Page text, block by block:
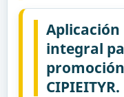
integral
CIPIEITYR.